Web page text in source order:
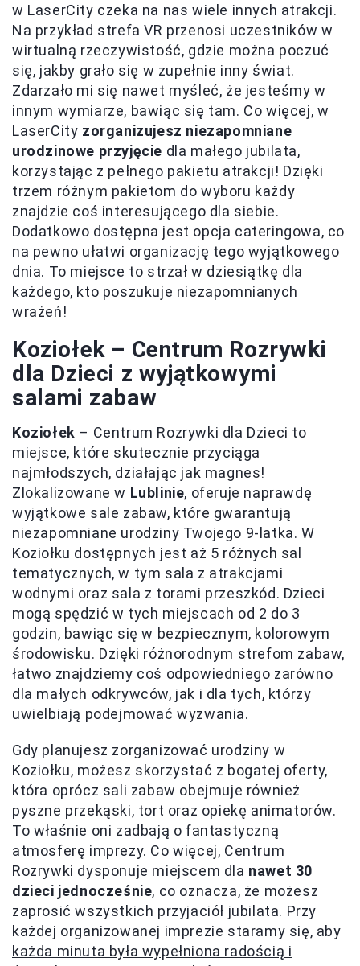
w LaserCity czeka na nas wiele innych atrakcji.
Na przykład strefa VR przenosi uczestników w
wirtualną rzeczywistość, gdzie można poczuć
się, jakby grało się w zupełnie inny świat.
Zdarzało mi się nawet myśleć, że jesteśmy w
innym wymiarze, bawiąc się tam. Co więcej, w
LaserCity zorganizujesz niezapomniane
urodzinowe przyjęcie dla małego jubilata,
korzystając z pełnego pakietu atrakcji! Dzięki
trzem różnym pakietom do wyboru każdy
znajdzie coś interesującego dla siebie.
Dodatkowo dostępna jest opcja cateringowa, co
na pewno ułatwi organizację tego wyjątkowego
dnia. To miejsce to strzał w dziesiątkę dla
każdego, kto poszukuje niezapomnianych
wrażeń!
Koziołek – Centrum Rozrywki
dla Dzieci z wyjątkowymi
salami zabaw
Koziołek – Centrum Rozrywki dla Dzieci to
miejsce, które skutecznie przyciąga
najmłodszych, działając jak magnes!
Zlokalizowane w Lublinie, oferuje naprawdę
wyjątkowe sale zabaw, które gwarantują
niezapomniane urodziny Twojego 9-latka. W
Koziołku dostępnych jest aż 5 różnych sal
tematycznych, w tym sala z atrakcjami
wodnymi oraz sala z torami przeszkód. Dzieci
mogą spędzić w tych miejscach od 2 do 3
godzin, bawiąc się w bezpiecznym, kolorowym
środowisku. Dzięki różnorodnym strefom zabaw,
łatwo znajdziemy coś odpowiedniego zarówno
dla małych odkrywców, jak i dla tych, którzy
uwielbiają podejmować wyzwania.
Gdy planujesz zorganizować urodziny w
Koziołku, możesz skorzystać z bogatej oferty,
która oprócz sali zabaw obejmuje również
pyszne przekąski, tort oraz opiekę animatorów.
To właśnie oni zadbają o fantastyczną
atmosferę imprezy. Co więcej, Centrum
Rozrywki dysponuje miejscem dla nawet 30
dzieci jednocześnie, co oznacza, że możesz
zaprosić wszystkich przyjaciół jubilata. Przy
każdej organizowanej imprezie staramy się, aby
każda minuta była wypełniona radością i